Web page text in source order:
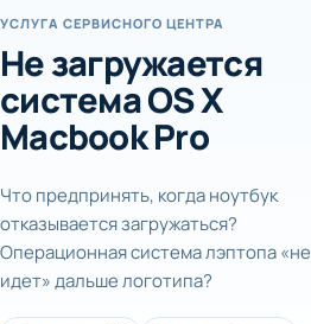
УСЛУГА СЕРВИСНОГО ЦЕНТРА
Не загружается
система OS X
Macbook Pro
Что предпринять, когда ноутбук
отказывается загружаться?
Операционная система лэптопа «не
идет» дальше логотипа?